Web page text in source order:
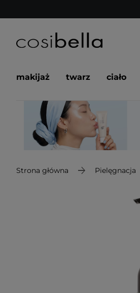
makijaż twarz ciało
Strona główna Pielęgnacja